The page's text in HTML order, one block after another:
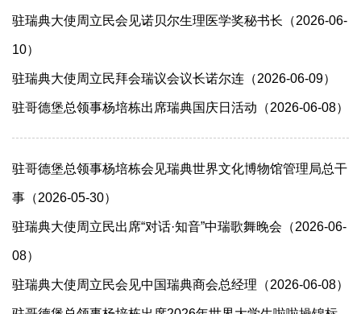
驻瑞典大使周立民会见诺贝尔生理医学奖秘书长（2026-06-
10）
驻瑞典大使周立民拜会瑞议会议长诺尔连（2026-06-09）
驻哥德堡总领事杨培栋出席瑞典国庆日活动（2026-06-08）
驻哥德堡总领事杨培栋会见瑞典世界文化博物馆管理局总干
事（2026-05-30）
驻瑞典大使周立民出席“对话·知音”中瑞歌舞晚会（2026-06-
08）
驻瑞典大使周立民会见中国瑞典商会总经理（2026-06-08）